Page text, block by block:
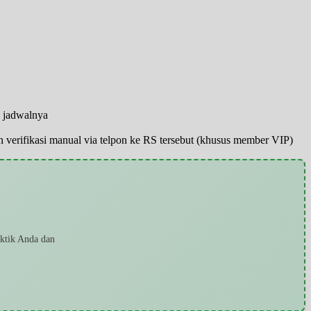
jadwalnya
verifikasi manual via telpon ke RS tersebut (khusus member VIP)
Anda dan